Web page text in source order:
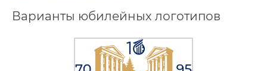
Варианты юбилейных логотипов